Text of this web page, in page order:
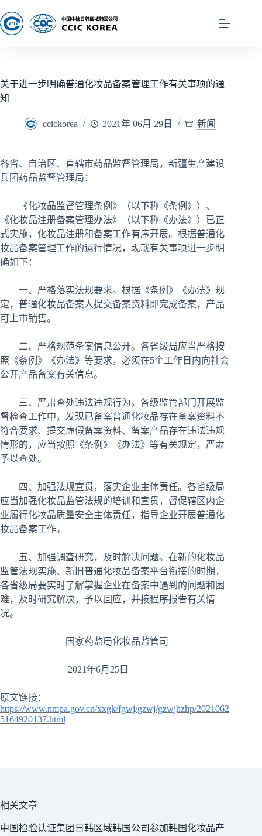
关于进一步明确普通化妆品备案管理工作有关事项的通
知
ccickorea 2021年 06月 29日 新闻
各省、自治区、直辖市药品监督管理局，新疆生产建设
兵团药品监督管理局：
《化妆品监督管理条例》（以下称《条例》）、
《化妆品注册备案管理办法》（以下称《办法》）已正
式实施，化妆品注册和备案工作有序开展。根据普通化
妆品备案管理工作的运行情况，现就有关事项进一步明
确如下：
一、严格落实法规要求。根据《条例》《办法》规
定，普通化妆品备案人提交备案资料即完成备案，产品
可上市销售。
二、严格规范备案信息公开。各省级局应当严格按
照《条例》《办法》等要求，必须在5个工作日内向社会
公开产品备案有关信息。
三、严肃查处违法违规行为。各级监管部门开展监
督检查工作中，发现已备案普通化妆品存在备案资料不
符合要求、提交虚假备案资料、备案产品存在违法违规
情形的，应当按照《条例》《办法》等有关规定，严肃
予以查处。
四、加强法规宣贯，落实企业主体责任。各省级局
应当加强化妆品监管法规的培训和宣贯，督促辖区内企
业履行化妆品质量安全主体责任，指导企业开展普通化
妆品备案工作。
五、加强调查研究，及时解决问题。在新的化妆品
监管法规实施、新旧普通化妆品备案平台衔接的时期，
各省级局要实时了解掌握企业在备案中遇到的问题和困
难，及时研究解决，予以回应，并按程序报告有关情
况。
国家药监局化妆品监管司
2021年6月25日
原文链接：
https://www.nmpa.gov.cn/xxgk/fgwj/gzwj/gzwjhzhp/2021062
5164920137.html
相关文章
中国检验认证集团日韩区域韩国公司参加韩国化妆品产